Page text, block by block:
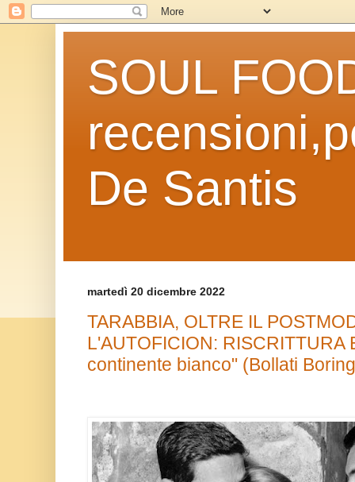
SOUL
De Santis
martedì 20 dicembre 2022
TARABBIA, OLTRE IL
L'AUTOFICION: RISCRITTURA
continente bianco" (Bollati